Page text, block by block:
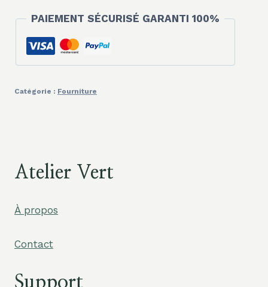
de
deuil
PAIEMENT SÉCURISÉ GARANTI 100%
Catégorie : Fourniture
Atelier Vert
À propos
Contact
Support